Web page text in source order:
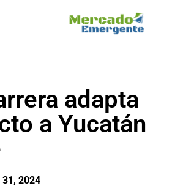
adapta
a Yucatán
2024